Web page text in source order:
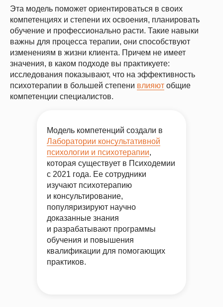
Эта модель поможет ориентироваться в своих
компетенциях и степени их освоения, планировать
обучение и профессионально расти. Такие навыки
важны для процесса терапии, они способствуют
изменениям в жизни клиента. Причем не имеет
значения, в каком подходе вы практикуете:
исследования показывают, что на эффективность
психотерапии в большей степени влияют общие
компетенции специалистов.
Модель компетенций создали в
Лаборатории консультативной
психологии и психотерапии,
которая существует в Психодемии
с 2021 года. Ее сотрудники
изучают психотерапию
и консультирование,
популяризируют научно
доказанные знания
и разрабатывают программы
обучения и повышения
квалификации для помогающих
практиков.